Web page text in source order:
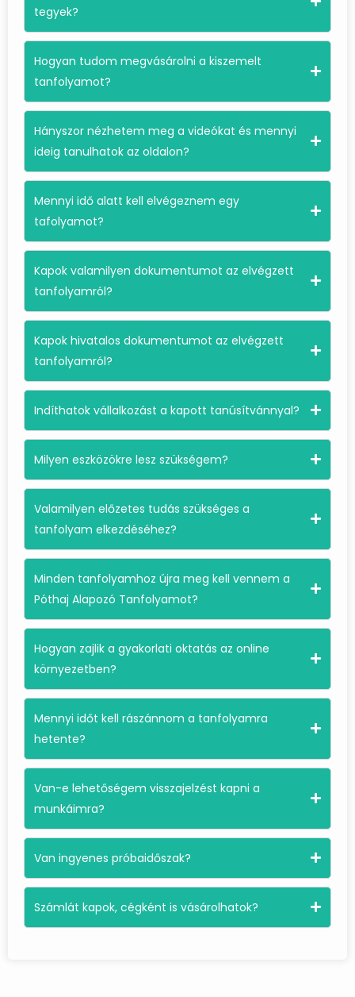
tegyek?
Hogyan tudom megvásárolni a kiszemelt
tanfolyamot?
Hányszor nézhetem meg a videókat és mennyi
ideig tanulhatok az oldalon?
Mennyi idő alatt kell elvégeznem egy
tafolyamot?
Kapok valamilyen dokumentumot az elvégzett
tanfolyamról?
Kapok hivatalos dokumentumot az elvégzett
tanfolyamról?
Indíthatok vállalkozást a kapott tanúsítvánnyal?
Milyen eszközökre lesz szükségem?
Valamilyen előzetes tudás szükséges a
tanfolyam elkezdéséhez?
Minden tanfolyamhoz újra meg kell vennem a
Póthaj Alapozó Tanfolyamot?
Hogyan zajlik a gyakorlati oktatás az online
környezetben?
Mennyi időt kell rászánnom a tanfolyamra
hetente?
Van-e lehetőségem visszajelzést kapni a
munkáimra?
Van ingyenes próbaidőszak?
Számlát kapok, cégként is vásárolhatok?